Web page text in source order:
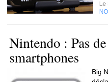
Le
Nintendo : Pas
smartphones
Big